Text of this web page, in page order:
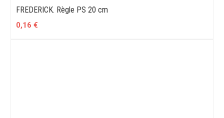
FREDERICK. Règle PS 20 cm
0,16 €